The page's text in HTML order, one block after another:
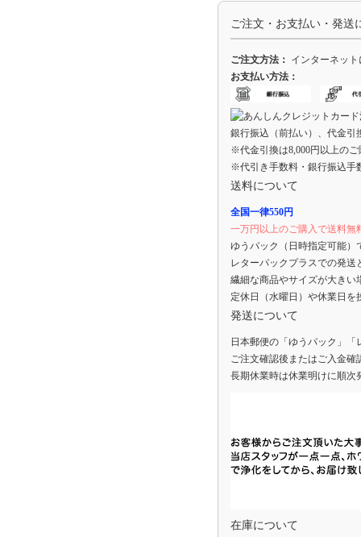
ご注文・お支払い・発送
ご注文方法： インターネッ
お支払い方法：
銀行振込（前払い）、代金引
※代金引換は8,000円以上の
※代引き手数料・銀行振込手
送料について
全国一律550円
一万円以上のご購入で送料無
ゆうパック（日時指定可能）
レターパックプラスでの発
繊細な商品やサイズが大きい
定休日（水曜日）や休業日
発送について
日本郵便の「ゆうパック」
ご注文確認後またはご入金確
長期休業時は休業明けに順次
在庫について